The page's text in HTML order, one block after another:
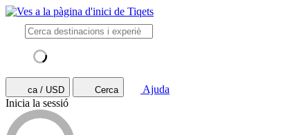
ca / USD Cerca
Ajuda
Inicia la sessió